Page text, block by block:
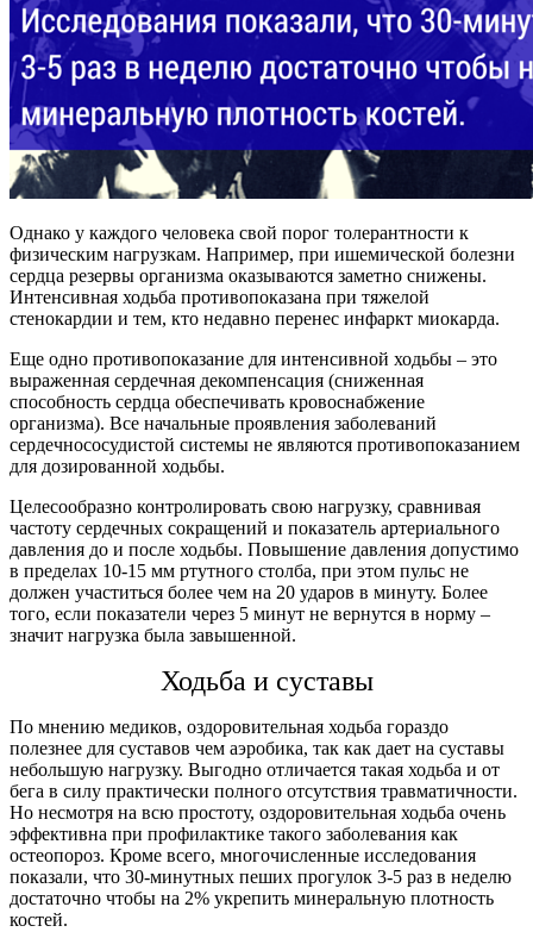
Однако у каждого человека свой порог толерантности к
физическим нагрузкам. Например, при ишемической болезни
сердца резервы организма оказываются заметно снижены.
Интенсивная ходьба противопоказана при тяжелой
стенокардии и тем, кто недавно перенес инфаркт миокарда.
Еще одно противопоказание для интенсивной ходьбы – это
выраженная сердечная декомпенсация (сниженная
способность сердца обеспечивать кровоснабжение
организма). Все начальные проявления заболеваний
сердечнососудистой системы не являются противопоказанием
для дозированной ходьбы.
Целесообразно контролировать свою нагрузку, сравнивая
частоту сердечных сокращений и показатель артериального
давления до и после ходьбы. Повышение давления допустимо
в пределах 10-15 мм ртутного столба, при этом пульс не
должен участиться более чем на 20 ударов в минуту. Более
того, если показатели через 5 минут не вернутся в норму –
значит нагрузка была завышенной.
Ходьба и суставы
По мнению медиков, оздоровительная ходьба гораздо
полезнее для суставов чем аэробика, так как дает на суставы
небольшую нагрузку. Выгодно отличается такая ходьба и от
бега в силу практически полного отсутствия травматичности.
Но несмотря на всю простоту, оздоровительная ходьба очень
эффективна при профилактике такого заболевания как
остеопороз. Кроме всего, многочисленные исследования
показали, что 30-минутных пеших прогулок 3-5 раз в неделю
достаточно чтобы на 2% укрепить минеральную плотность
костей.